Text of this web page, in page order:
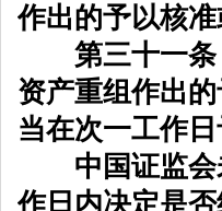
作出的予以核
第三十一条
资产重组作出
当在次一工作日
中国证监会
作日内决定是